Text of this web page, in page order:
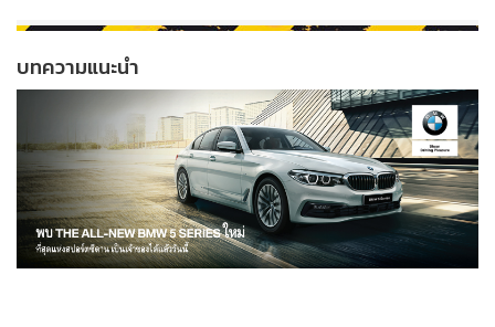
บทความแนะนำ